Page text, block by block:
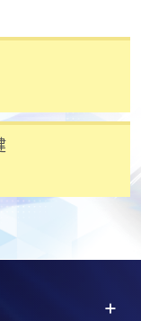
注明「香港大
程名称及申请
名表格及有关
，信封上请注明
遗失的支票及个